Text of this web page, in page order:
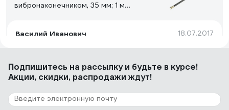
вибронаконечником, 35 мм; 1 м
Василий Иванович
18.07.2017
Неубиваемая
6 отзывов
Отзыв о фрезе REDDIAMOND Premium
310x25.4 мм; количество лопастей 2
Подпишитесь на рассылкуи будьте в курсе!
Акции, скидки, распродажи ждут!